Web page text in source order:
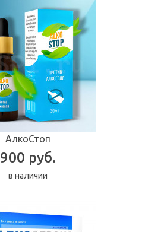
АлкоСтоп
900 руб.
в наличии